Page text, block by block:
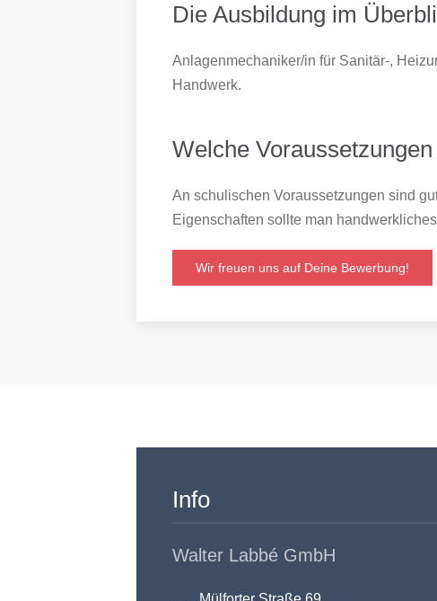
Die Ausbildung im
Anlagenmechaniker/in für Sanitär-,
Handwerk.
Welche
An schulischen Voraussetzungen sind
Eigenschaften sollte man
Wir freuen uns auf Deine Bewerbung!
Info
Walter Labbé GmbH